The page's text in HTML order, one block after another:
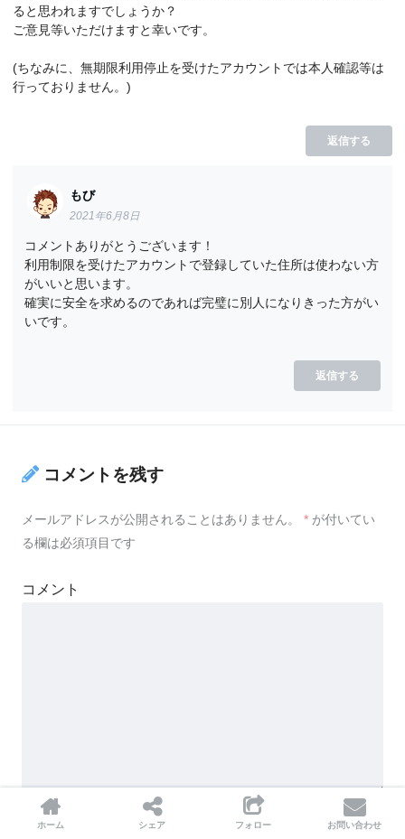
ると思われますでしょうか？
ご意見等いただけますと幸いです。
(ちなみに、無期限利用停止を受けたアカウントでは本人確認等は
行っておりません。)
返信する
もび
2021年6月8日
コメントありがとうございます！
利用制限を受けたアカウントで登録していた住所は使わない方
がいいと思います。
確実に安全を求めるのであれば完璧に別人になりきった方がい
いです。
返信する
コメントを残す
メールアドレスが公開されることはありません。 * が付いてい
る欄は必須項目です
コメント
名前*
ホーム シェア フォロー お問い合わせ